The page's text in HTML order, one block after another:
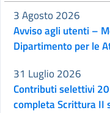
Avviso agli utenti –
Dipartimento per le
3 Agosto 2026
Contributi selettivi
completa Scrittura II
31 Luglio 2026